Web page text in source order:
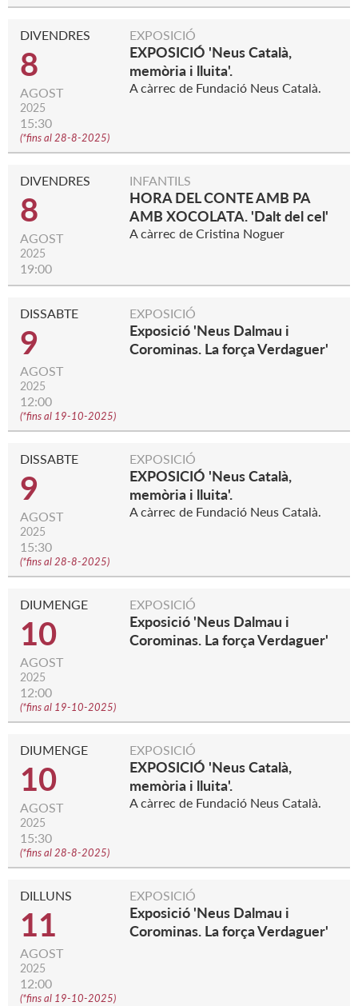
DIVENDRES
8
AGOST
2025
15:30
(*fins al 28-8-2025)
EXPOSICIÓ
EXPOSICIÓ 'Neus Català,
memòria i lluita'.
A càrrec de Fundació Neus Català.
DIVENDRES
8
AGOST
2025
19:00
INFANTILS
HORA DEL CONTE AMB PA
AMB XOCOLATA. 'Dalt del cel'
A càrrec de Cristina Noguer
DISSABTE
9
AGOST
2025
12:00
(*fins al 19-10-2025)
EXPOSICIÓ
Exposició 'Neus Dalmau i
Corominas. La força Verdaguer'
DISSABTE
9
AGOST
2025
15:30
(*fins al 28-8-2025)
EXPOSICIÓ
EXPOSICIÓ 'Neus Català,
memòria i lluita'.
A càrrec de Fundació Neus Català.
DIUMENGE
10
AGOST
2025
12:00
(*fins al 19-10-2025)
EXPOSICIÓ
Exposició 'Neus Dalmau i
Corominas. La força Verdaguer'
DIUMENGE
10
AGOST
2025
15:30
(*fins al 28-8-2025)
EXPOSICIÓ
EXPOSICIÓ 'Neus Català,
memòria i lluita'.
A càrrec de Fundació Neus Català.
DILLUNS
11
AGOST
2025
12:00
(*fins al 19-10-2025)
EXPOSICIÓ
Exposició 'Neus Dalmau i
Corominas. La força Verdaguer'